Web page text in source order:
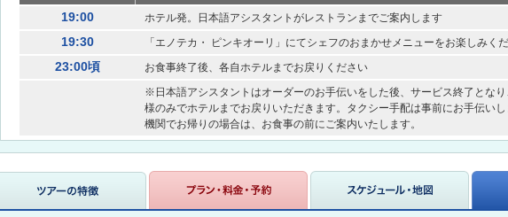
19:00 ホテル発。日本語アシスタントがレストランまでご案内します
19:30 「エノテカ・ ピンキオーリ」にてシェフのおまかせメニューをお楽しみく
23:00頃
お食事終了後、各自ホテルまでお戻りください
※日本語アシスタントはオーダーのお手伝いをした後、サービス終了とな
様のみでホテルまでお戻りいただきます。タクシー手配は事前にお手伝い
機関でお帰りの場合は、お食事の前にご案内いたします。